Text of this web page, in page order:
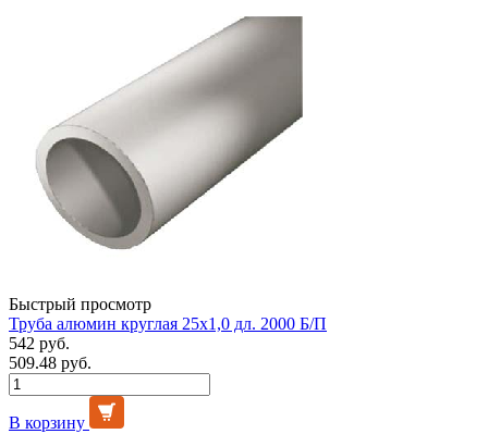
Быстрый просмотр
Труба алюмин круглая 25х1,0 дл. 2000 Б/П
542 руб.
509.48 руб.
В корзину